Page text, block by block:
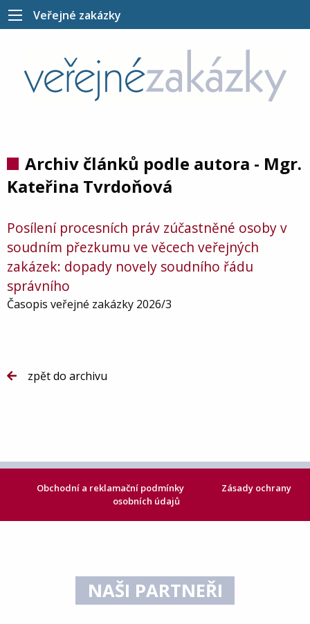
Veřejné zakázky
Archiv článků podle autora - Mgr.
Kateřina Tvrdoňová
Posílení procesních práv zúčastněné osoby v
soudním přezkumu ve věcech veřejných
zakázek: dopady novely soudního řádu
správního
Časopis veřejné zakázky 2026/3
zpět do archivu
Obchodní a reklamační podmínky
Zásady ochrany
osobních údajů
NAŠI PARTNEŘI